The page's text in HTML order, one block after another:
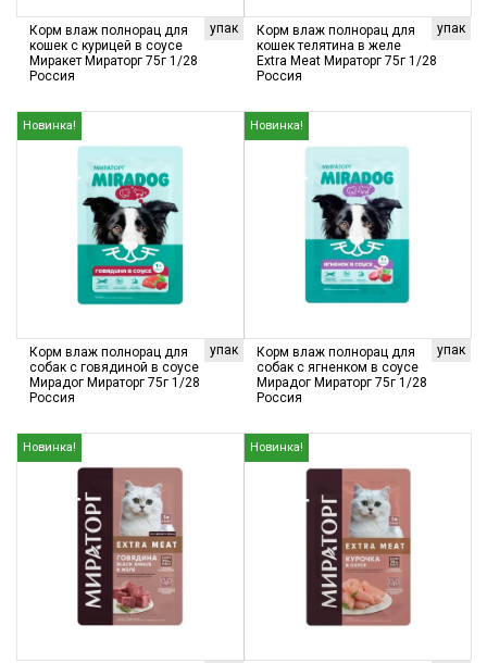
упак
Корм влаж полнорац для
кошек с курицей в соусе
Миракет Мираторг 75г 1/28
Россия
упак
Корм влаж полнорац для
кошек телятина в желе
Extra Meat Мираторг 75г 1/28
Россия
Новинка!
упак
Корм влаж полнорац для
собак с говядиной в соусе
Мирадог Мираторг 75г 1/28
Россия
Новинка!
упак
Корм влаж полнорац для
собак с ягненком в соусе
Мирадог Мираторг 75г 1/28
Россия
Новинка! Новинка!